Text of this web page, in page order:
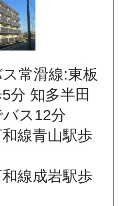
常滑線:東板
半田
ス12分
線青山駅歩
線成岩駅歩